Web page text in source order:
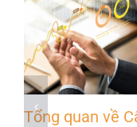
Tổng quan về